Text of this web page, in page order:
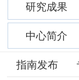
研究成果
中心简介
指南发布